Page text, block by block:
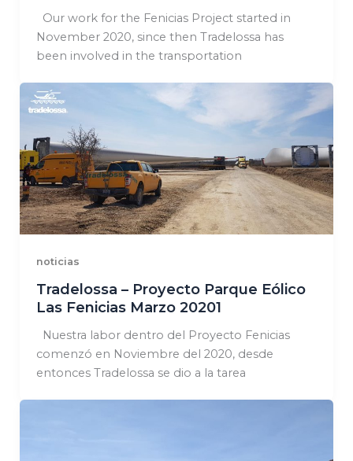
Our work for the Fenicias Project started in
November 2020, since then Tradelossa has
been involved in the transportation
noticias
Tradelossa – Proyecto Parque Eólico
Las Fenicias Marzo 20201
Nuestra labor dentro del Proyecto Fenicias
comenzó en Noviembre del 2020, desde
entonces Tradelossa se dio a la tarea